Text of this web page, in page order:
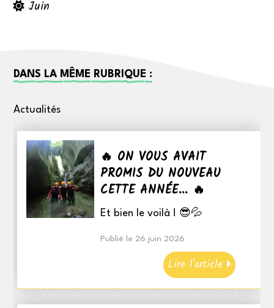
Juin
DANS LA MÊME RUBRIQUE :
Actualités
🔥 ON VOUS AVAIT
PROMIS DU NOUVEAU
CETTE ANNÉE... 🔥
Et bien le voilà ! 😎💦
Publié le 26 juin 2026
Lire l'article